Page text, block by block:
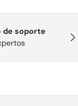
soporte